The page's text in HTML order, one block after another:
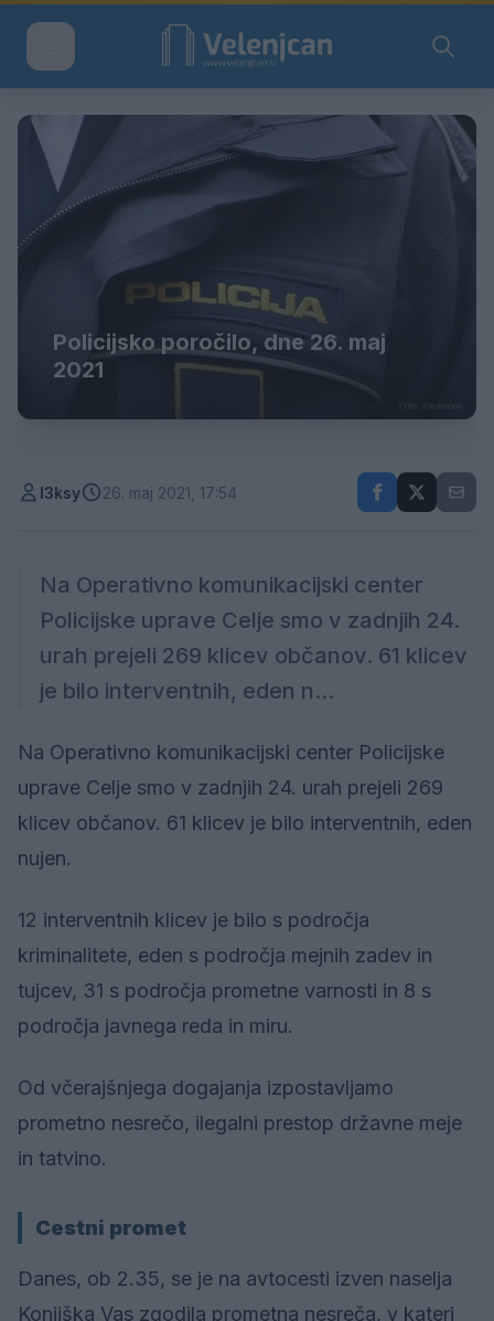
Policijsko poročilo, dne 26. maj
2021
l3ksy 26. maj 2021, 17:54
Na Operativno komunikacijski center
Policijske uprave Celje smo v zadnjih 24.
urah prejeli 269 klicev občanov. 61 klicev
je bilo interventnih, eden n...
Na Operativno komunikacijski center Policijske
uprave Celje smo v zadnjih 24. urah prejeli 269
klicev občanov. 61 klicev je bilo interventnih, eden
nujen.
12 interventnih klicev je bilo s področja
kriminalitete, eden s področja mejnih zadev in
tujcev, 31 s področja prometne varnosti in 8 s
področja javnega reda in miru.
Od včerajšnjega dogajanja izpostavljamo
prometno nesrečo, ilegalni prestop državne meje
in tatvino.
Cestni promet
Danes, ob 2.35, se je na avtocesti izven naselja
Konjiška Vas zgodila prometna nesreča, v kateri